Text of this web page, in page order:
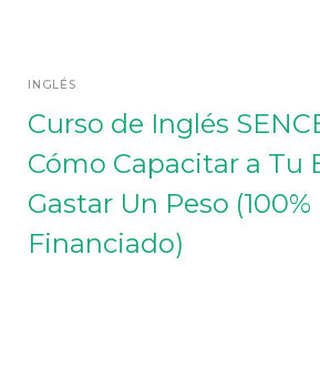
INGLÉS
Curso de Inglés
Cómo Capacitar a Tu
Gastar Un Peso (100%
Financiado)